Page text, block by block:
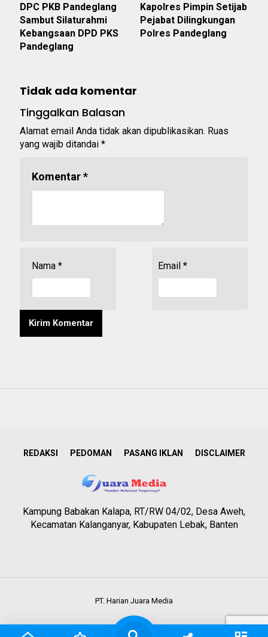
DPC PKB Pandeglang
Sambut Silaturahmi
Kebangsaan DPD PKS
Pandeglang
Kapolres Pimpin Setijab
Pejabat Dilingkungan
Polres Pandeglang
Tidak ada komentar
Tinggalkan Balasan
Alamat email Anda tidak akan dipublikasikan. Ruas
yang wajib ditandai *
Komentar*
Nama * Email *
REDAKSI PEDOMAN PASANG IKLAN DISCLAIMER
Kampung Babakan Kalapa, RT/RW 04/02, Desa Aweh,
Kecamatan Kalanganyar, Kabupaten Lebak, Banten
PT. Harian Juara Media